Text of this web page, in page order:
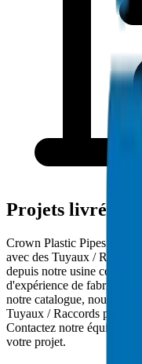
Projets livrés à
Crown Plastic Pipes
avec des Tuyaux /
depuis notre usine
d'expérience de
notre catalogue, nous
Tuyaux / Raccords pour
Contactez notre équipe
votre projet.